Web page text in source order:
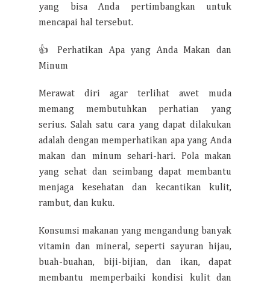
yang bisa Anda pertimbangkan untuk
mencapai hal tersebut.
👍 Perhatikan Apa yang Anda Makan dan
Minum
Merawat diri agar terlihat awet muda
memang membutuhkan perhatian yang
serius. Salah satu cara yang dapat dilakukan
adalah dengan memperhatikan apa yang Anda
makan dan minum sehari-hari. Pola makan
yang sehat dan seimbang dapat membantu
menjaga kesehatan dan kecantikan kulit,
rambut, dan kuku.
Konsumsi makanan yang mengandung banyak
vitamin dan mineral, seperti sayuran hijau,
buah-buahan, biji-bijian, dan ikan, dapat
membantu memperbaiki kondisi kulit dan